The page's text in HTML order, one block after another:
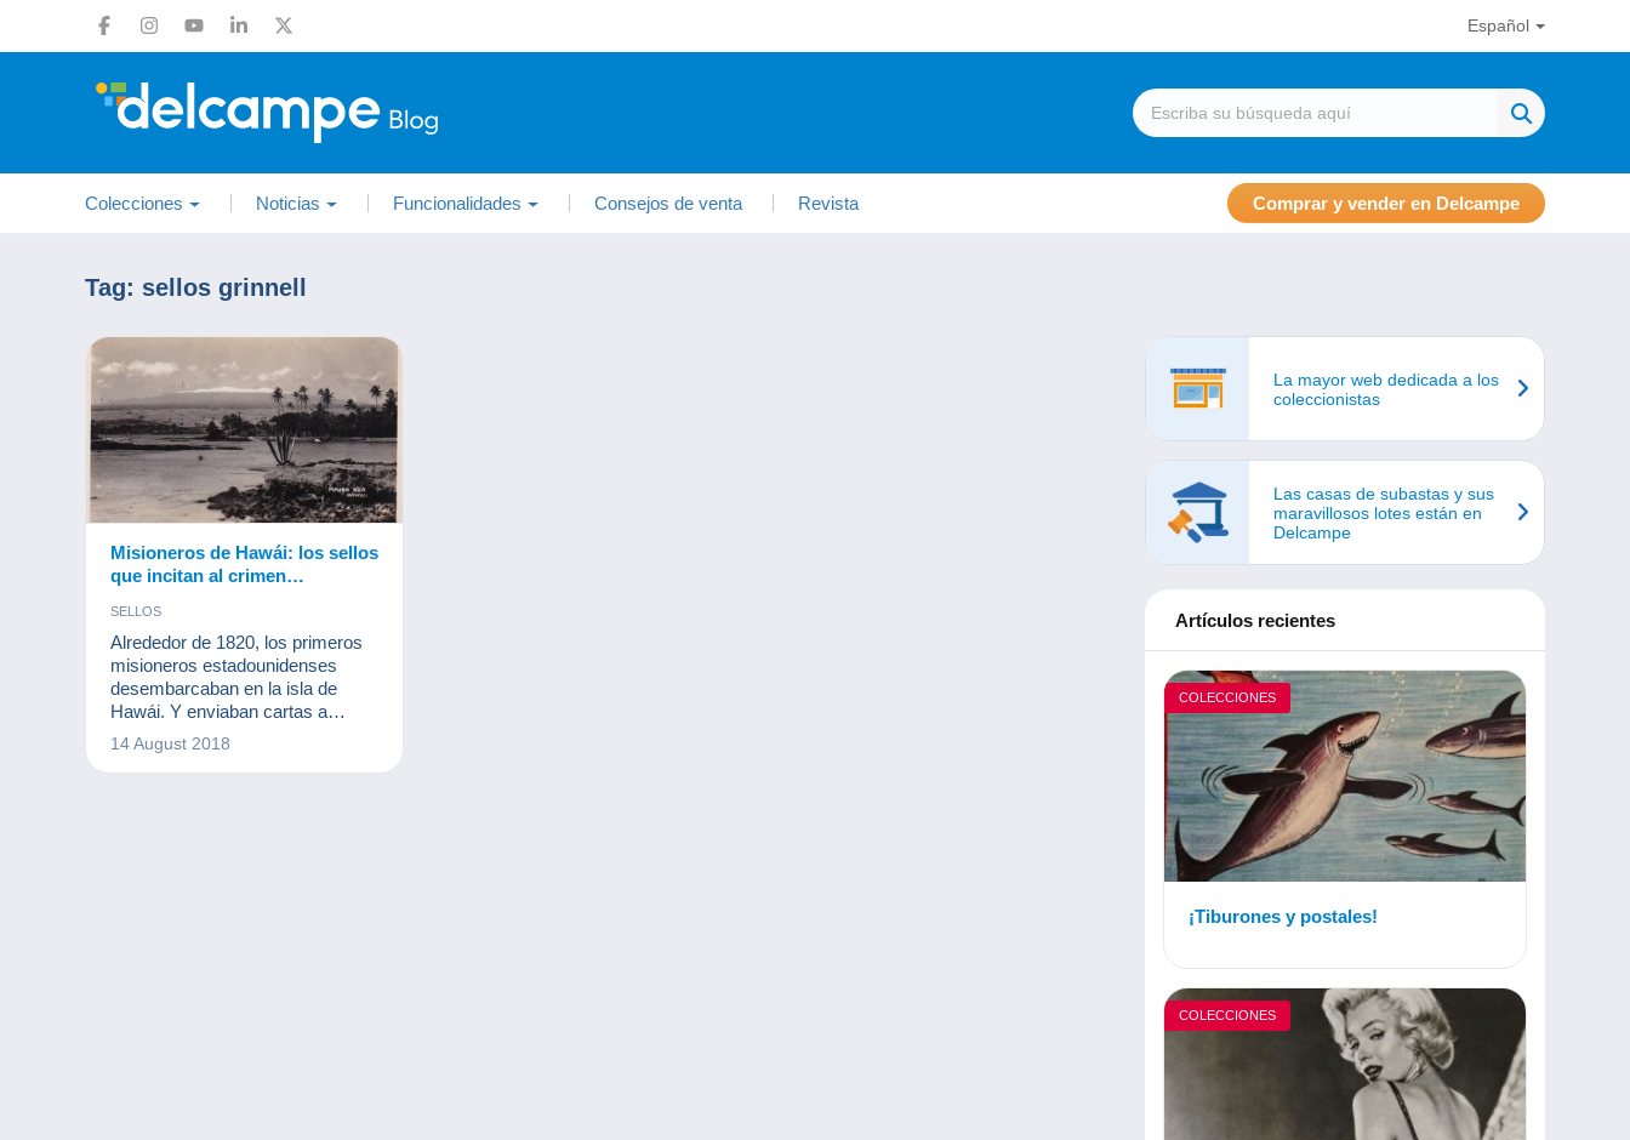
Español
Colecciones Noticias Funcionalidades Consejos de venta Revista Comprar y vender en Delcampe
Tag: sellos grinnell
Misioneros de Hawái: los sellos
que incitan al crimen…
SELLOS
Alrededor de 1820, los primeros
misioneros estadounidenses
desembarcaban en la isla de
Hawái. Y enviaban cartas a
Estados Unidos. En 1849 el
gobierno hawaiano creo su
14 August 2018
La mayor web dedicada a los
coleccionistas
Las casas de subastas y sus
maravillosos lotes están en
Delcampe
Artículos recientes
COLECCIONES
¡Tiburones y postales!
COLECCIONES